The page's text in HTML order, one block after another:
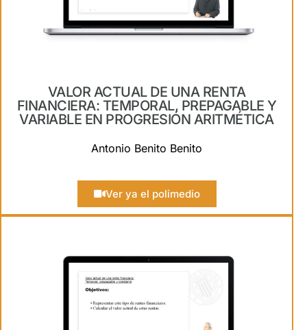
VALOR ACTUAL DE UNA RENTA
FINANCIERA: TEMPORAL, PREPAGABLE Y
VARIABLE EN PROGRESIÓN ARITMÉTICA
Antonio Benito Benito
Ver ya el polimedio